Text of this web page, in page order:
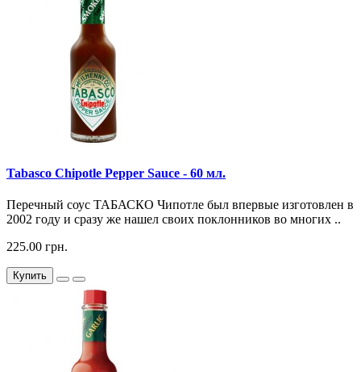
Tabasco Chipotle Pepper Sauce - 60 мл.
Перечный соус ТАБАСКО Чипотле был впервые изготовлен в
2002 году и сразу же нашел своих поклонников во многих ..
225.00 грн.
Купить